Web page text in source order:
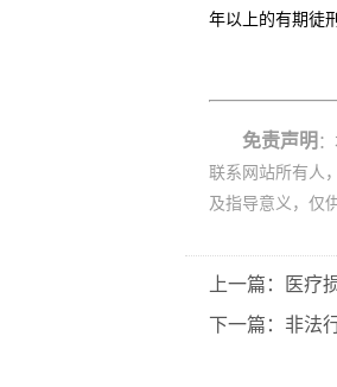
年以上的有期徒
免责声明
联系网站所有人
及指导意义，仅
上一篇：医疗
下一篇：非法